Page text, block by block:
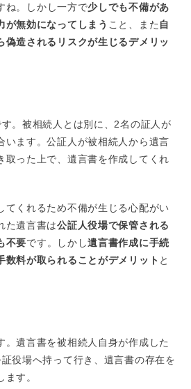
ね。しかし一方で少しでも不備があ
が無効になってしまう こと、また 自
偽造されるリスクが生じるデメリッ
。被相続人とは別に、2名の証人が
います。公証人が被相続人から遺言
取った上で、遺言書を作成してくれ
てくれるため不備が生じる心配がい
た遺言書は公証人役場で保管される
不要です。しかし遺言書作成に手続
数料が取られることがデメリット と
。遺言書を被相続人自身が作成した
役場へ持って行き、遺言書の存在を
す。